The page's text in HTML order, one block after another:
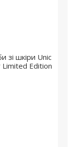
зі шкіри Unic
Limited Edition